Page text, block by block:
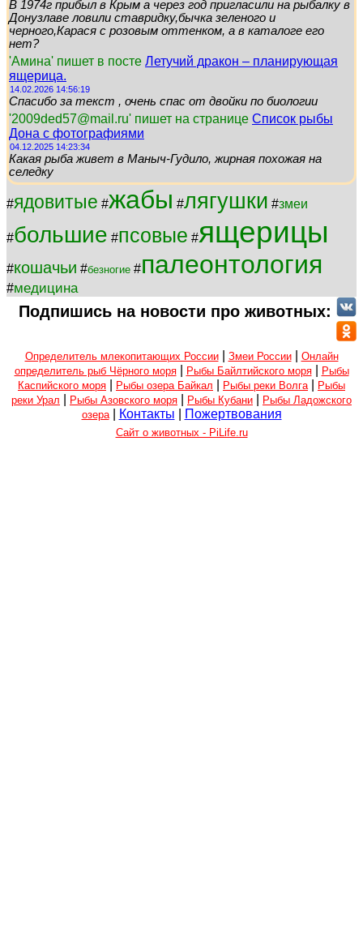
В 1974г прибыл в Крым а через год пригласили на рыбалку в
Донузлаве ловили ставридку,бычка зеленого и
черного,Карася с розовым оттенком, а в каталоге его
нет?
'Амина' пишет в посте Летучий дракон – планирующая
ящерица.
14.02.2026 14:56:19
Спасибо за текст , очень спас от двойки по биологии
'2009ded57@mail.ru' пишет на странице Список рыбы
Дона с фотографиями
04.12.2025 14:23:34
Какая рыба живет в Маныч-Гудило, жирная похожая на
селедку
#ядовитые #жабы #лягушки #змеи
#большие #псовые #ящерицы
#кошачьи #безногие #палеонтология
#медицина
Подпишись на новости про животных:
Определитель млекопитающих России| Змеи России| Онлайн
определитель рыб Чёрного моря| Рыбы Байлтийского моря|
Рыбы
Каспийского моря
Рыбы озера Байкал Рыбы реки Волга
Рыбы
реки Урал
Рыбы Азовского моря Рыбы Кубани
Рыбы Ладожского
озера| Контакты Пожертвования
Сайт о животных - PiLife.ru